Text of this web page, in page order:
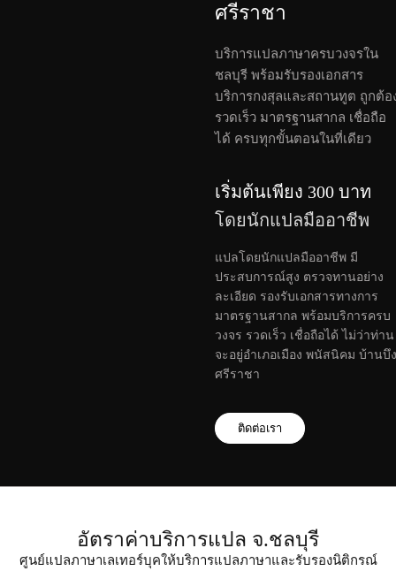
ศรีราชา
บริการแปลภาษาครบวงจรใน
ชลบุรี พร้อมรับรองเอกสาร
บริการกงสุลและสถานทูต ถูกต้อ
รวดเร็ว มาตรฐานสากล เชื่อถือ
ได้ ครบทุกขั้นตอนในที่เดียว
เริ่มต้นเพียง 300 บาท
โดยนักแปลมืออาชีพ
แปลโดยนักแปลมืออาชีพ มี
ประสบการณ์สูง ตรวจทานอย่าง
ละเอียด รองรับเอกสารทางการ
มาตรฐานสากล พร้อมบริการครบ
วงจร รวดเร็ว เชื่อถือได้ ไม่ว่าท่าน
จะอยู่อำเภอเมือง พนัสนิคม บ้านบึง
ศรีราชา
ติดต่อเรา
อัตราค่าบริการแปล จ.ชลบุรี
ศูนย์แปลภาษาเลเทอร์บุคให้บริการแปลภาษาและรับรองนิติกรณ์